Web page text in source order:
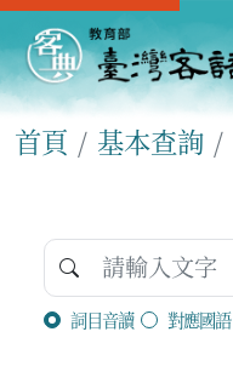
首頁 基本查詢
詞目音讀 對應國語